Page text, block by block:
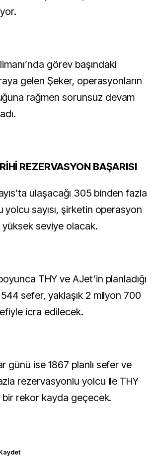
görev başındaki
gelen Şeker, operasyonların
rağmen sorunsuz devam
REZERVASYON BAŞARISI
ulaşacağı 305 binden fazla
yolcu sayısı, şirketin operasyon
seviye olacak.
THY ve AJet’in planladığı
sefer, yaklaşık 2 milyon 700
icra edilecek.
günü ise 1867 planlı sefer ve
rezervasyonlu yolcu ile THY
rekor kayda geçecek.